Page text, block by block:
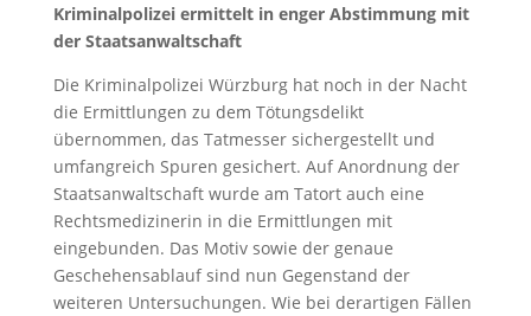
Kriminalpolizei ermittelt in enger Abstimmung mit
der Staatsanwaltschaft
Die Kriminalpolizei Würzburg hat noch in der Nacht
die Ermittlungen zu dem Tötungsdelikt
übernommen, das Tatmesser sichergestellt und
umfangreich Spuren gesichert. Auf Anordnung der
Staatsanwaltschaft wurde am Tatort auch eine
Rechtsmedizinerin in die Ermittlungen mit
eingebunden. Das Motiv sowie der genaue
Geschehensablauf sind nun Gegenstand der
weiteren Untersuchungen. Wie bei derartigen Fällen